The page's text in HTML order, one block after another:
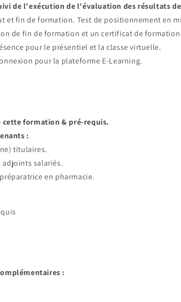
de l'exécution de l'évaluation des résultats
et fin de formation. Test de positionnement en
de fin de formation et un certificat de
pour le présentiel et la classe virtuelle.
pour la plateforme E-Learning.
cette formation & pré-requis.
:
titulaires.
adjoints salariés.
en pharmacie.
: